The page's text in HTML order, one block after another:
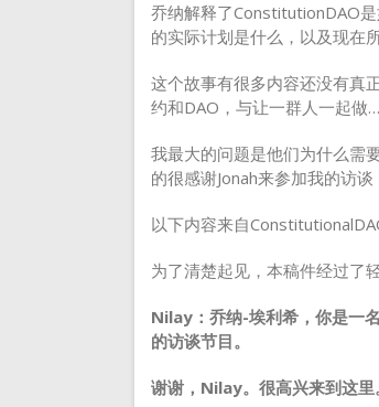
乔纳解释了ConstitutionDAO
的实际计划是什么，以及现在
这个故事有很多内容还没有真
约和DAO，与让一群人一起做
我最大的问题是他们为什么需
的很感谢Jonah来参加我的访谈
以下内容来自
为了清楚起见，本稿件经过了轻
Nilay：乔纳-埃利希，你是一
的访谈节目。
谢谢，Nilay。很高兴来到这里